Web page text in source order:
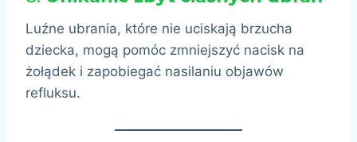
Luźne ubrania, które nie uciskają brzucha
dziecka, mogą pomóc zmniejszyć nacisk na
żołądek i zapobiegać nasilaniu objawów
refluksu.